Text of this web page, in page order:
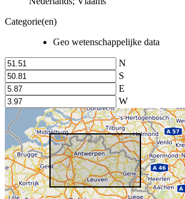
Categorie(en)
Geo wetenschappelijke data
N
S
E
W